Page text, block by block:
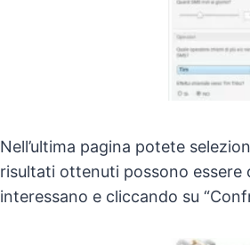
Nell’ultima pagina potete
risultati ottenuti possono
interessano e cliccando su